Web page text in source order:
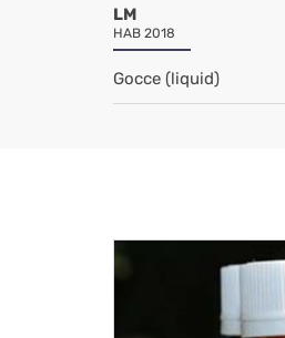
LM
HAB 2018
Gocce (liquid)